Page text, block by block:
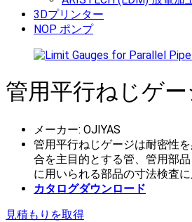
3Dプリンター
NOP ポンプ
管用平行ねじゲー
メーカー: OJIYAS
管用平行ねじゲージは耐密性
合を主目的とする管、管用部
に用いられる部品の寸法検査に
カタログダウンロード
見積もりを取得